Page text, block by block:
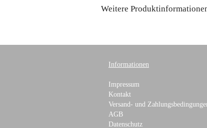
Weitere
Informationen
Impressum
Kontakt
Versand- und
AGB
Datenschutz